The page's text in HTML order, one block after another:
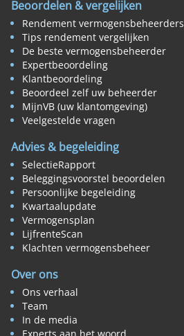
Beoordelen & vergelijken
Rendement vermogensbeheerders
Tips rendement vergelijken
De beste vermogensbeheerder
Expertbeoordeling
Klantbeoordeling
Beoordeel zelf uw beheerder
MijnVB (uw klantomgeving)
Veelgestelde vragen
Advies & begeleiding
SelectieRapport
Beleggingsvoorstel beoordelen
Persoonlijke begeleiding
Kwartaalupdate
Vermogensplan
LijfrenteScan
Klachten vermogensbeheer
Over ons
Ons verhaal
Team
In de media